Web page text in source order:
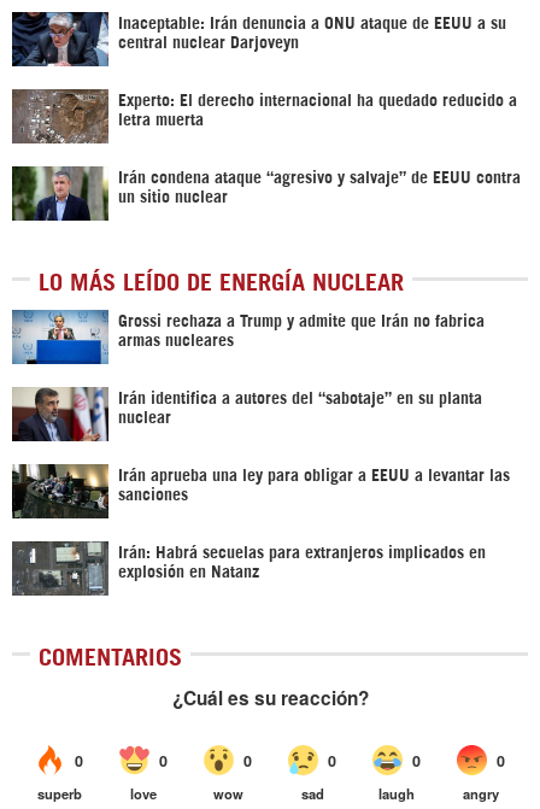
Inaceptable: Irán denuncia a ONU ataque de EEUU a su
central nuclear Darjoveyn
Experto: El derecho internacional ha quedado reducido a
letra muerta
Irán condena ataque “agresivo y salvaje” de EEUU contra
un sitio nuclear
LO MÁS LEÍDO DE ENERGÍA NUCLEAR
Grossi rechaza a Trump y admite que Irán no fabrica
armas nucleares
Irán identifica a autores del “sabotaje” en su planta
nuclear
Irán aprueba una ley para obligar a EEUU a levantar las
sanciones
Irán: Habrá secuelas para extranjeros implicados en
explosión en Natanz
COMENTARIOS